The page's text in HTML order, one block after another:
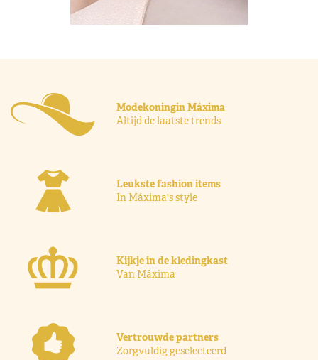
Modekoningin Máxima
Altijd de laatste trends
Leukste fashion items
In Máxima's style
Kijkje in de kledingkast
Van Máxima
Vertrouwde partners
Zorgvuldig geselecteerd